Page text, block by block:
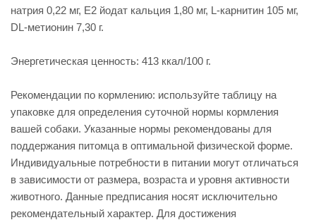
натрия 0,22 мг, Е2 йодат кальция 1,80 мг, L-карнитин 105 мг,
DL-метионин 7,30 г.
Энергетическая ценность: 413 ккал/100 г.
Рекомендации по кормлению: используйте таблицу на
упаковке для определения суточной нормы кормления
вашей собаки. Указанные нормы рекомендованы для
поддержания питомца в оптимальной физической форме.
Индивидуальные потребности в питании могут отличаться
в зависимости от размера, возраста и уровня активности
животного. Данные предписания носят исключительно
рекомендательный характер. Для достижения